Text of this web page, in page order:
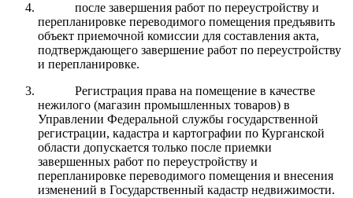
после завершения работ по переустройству и
перепланировке переводимого помещения предъявить
объект приемочной комиссии для составления акта,
подтверждающего завершение работ по переустройству
и перепланировке.
Регистрация права на помещение в качестве
нежилого (магазин промышленных товаров) в
Управлении Федеральной службы государственной
регистрации, кадастра и картографии по Курганской
области допускается только после приемки
завершенных работ по переустройству и
перепланировке переводимого помещения и внесения
изменений в Государственный кадастр недвижимости.